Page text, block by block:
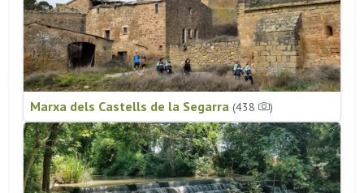
Marxa dels Castells de la Segarra (438 )